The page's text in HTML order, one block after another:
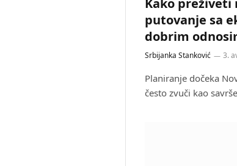
putovanje sa
dobrim
Srbijanka Stanković 3.
Planiranje dočeka
često zvuči kao